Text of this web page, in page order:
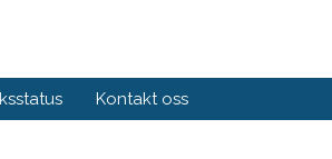
Kontakt oss